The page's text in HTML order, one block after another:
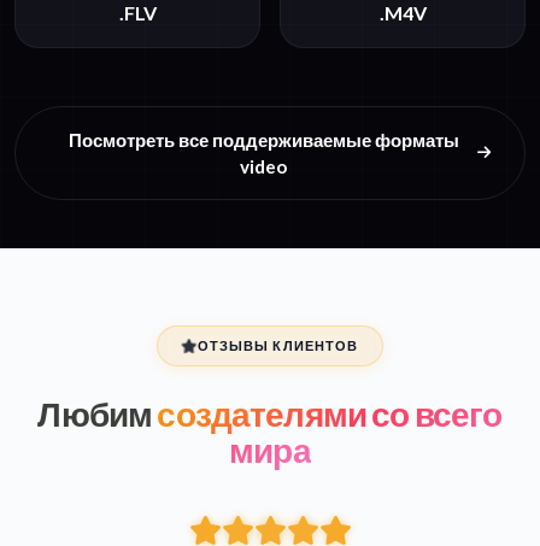
.FLV .M4V
Посмотреть все поддерживаемые форматы
video
ОТЗЫВЫ КЛИЕНТОВ
Любимсоздателями со всего
мира